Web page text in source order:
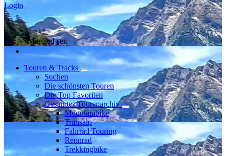
Login
Mitglied seit
Touren & Tracks
Suchen
Die schönsten Touren
Die Top Favoriten
Gesamtes Tourenarchiv
Mountainbike
Transalp
Fahrrad Touring
Rennrad
Trekkingbike